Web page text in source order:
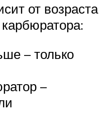
от возраста
– только
–